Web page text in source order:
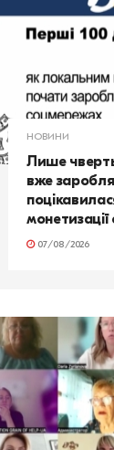
НОВИНИ
Лише
вже
07/08/2026